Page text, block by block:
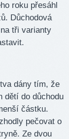
roku přesáhl
Důchodová
tři varianty
dány tím, že
dětí do důchodu
částku.
pečovat o
Ze dvou